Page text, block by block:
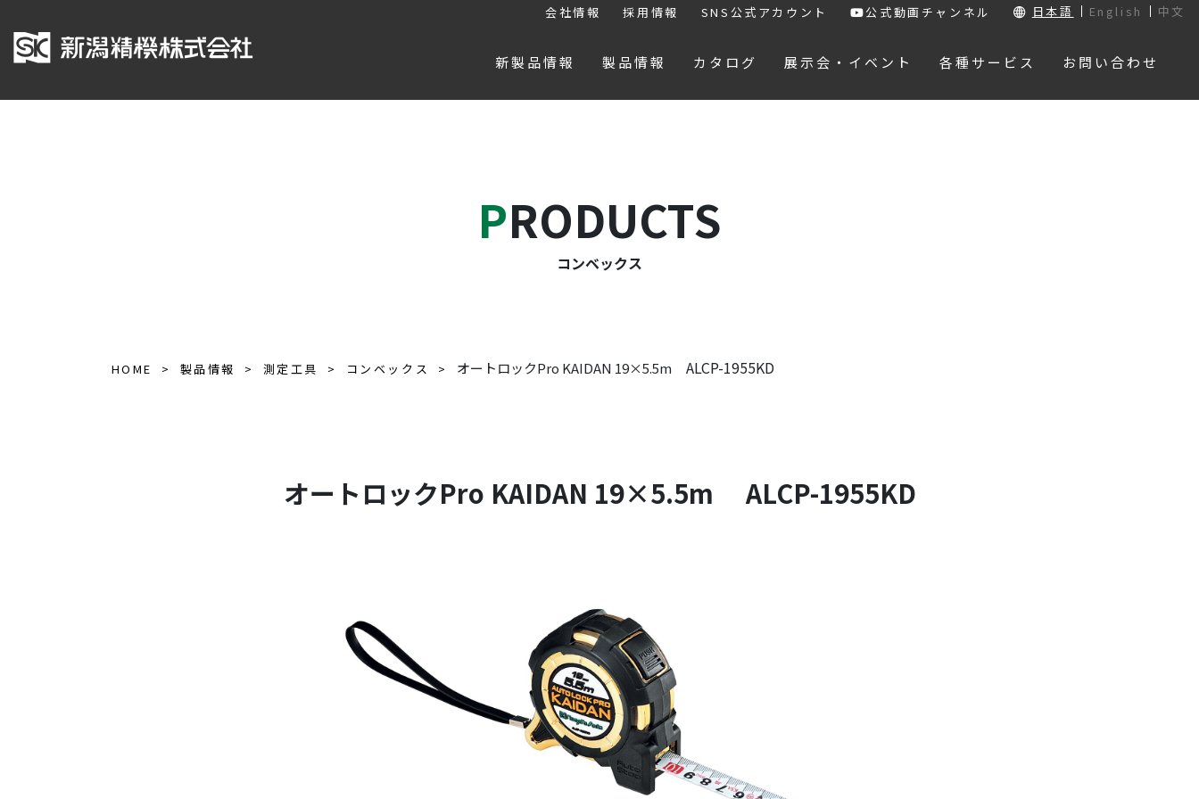
会社情報 採用情報 SNS公式アカウント 公式動画チャンネル 日本語 English 中文
新製品情報 製品情報 カタログ 展示会・イベント 各種サービス お問い合わせ
PRODUCTS
コンベックス
HOME 製品情報 測定工具 コンベックス オートロックPro KAIDAN 19×5.5m ALCP-1955KD
オートロックPro KAIDAN 19×5.5m ALCP-1955KD